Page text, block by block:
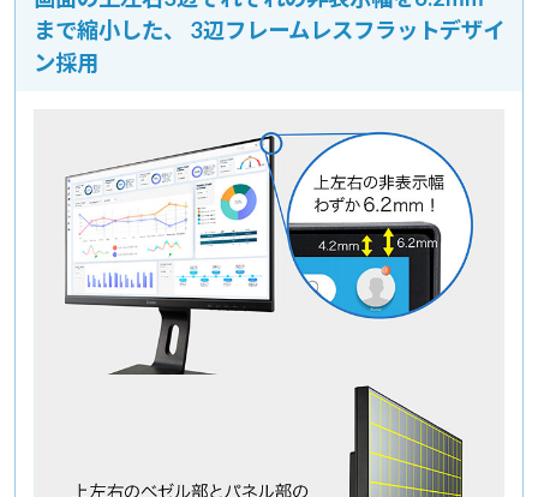
まで縮小した、
3辺フレームレスフラットデザイ
ン採用